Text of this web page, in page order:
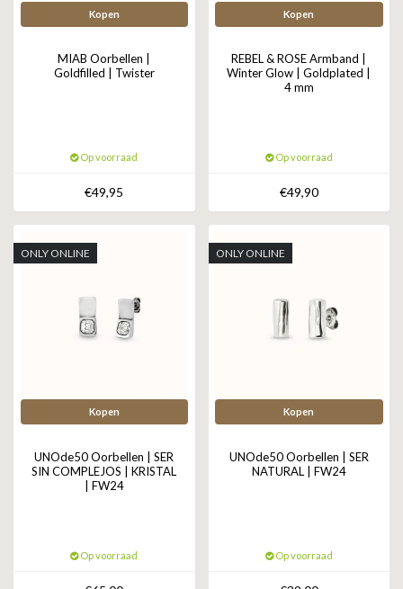
Kopen
MIAB Oorbellen |
Goldfilled | Twister
Op voorraad
€49,95
Kopen
REBEL & ROSE Armband |
Winter Glow | Goldplated |
4 mm
Op voorraad
€49,90
ONLY ONLINE
Kopen
UNOde50 Oorbellen | SER
SIN COMPLEJOS | KRISTAL
| FW24
Op voorraad
ONLY ONLINE
Kopen
UNOde50 Oorbellen | SER
NATURAL | FW24
Op voorraad